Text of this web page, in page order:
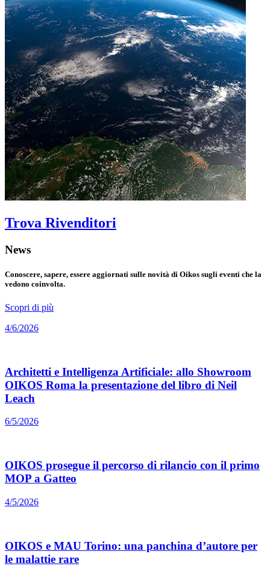
Trova Rivenditori
News
Conoscere, sapere, essere aggiornati sulle novità di Oikos sugli eventi che la
vedono coinvolta.
Scopri di più
4/6/2026
Architetti e Intelligenza Artificiale: allo Showroom
OIKOS Roma la presentazione del libro di Neil
Leach
6/5/2026
OIKOS prosegue il percorso di rilancio con il primo
MOP a Gatteo
4/5/2026
OIKOS e MAU Torino: una panchina d’autore per
le malattie rare